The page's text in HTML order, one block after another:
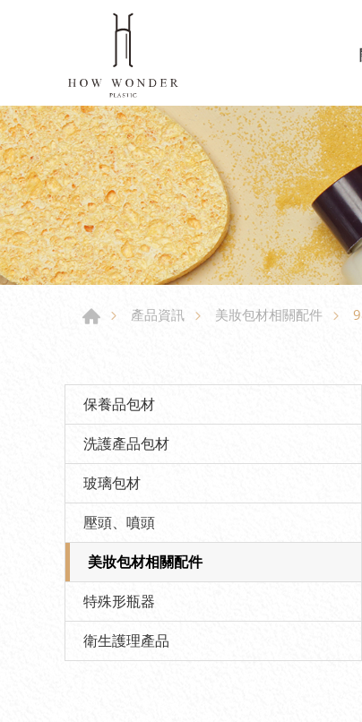
產品資訊 美妝包材相關配件
保養品包材
洗護產品包材
玻璃包材
壓頭、噴頭
美妝包材相關配件
特殊形瓶器
衛生護理產品